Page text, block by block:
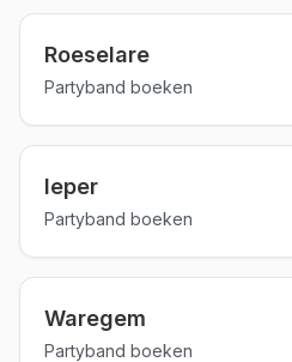
Roeselare
Partyband boeken
Ieper
Partyband boeken
Waregem
Partyband boeken